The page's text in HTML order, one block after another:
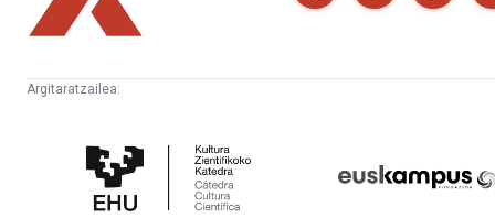
Argitaratzailea:
Zientifikoko
Katedra